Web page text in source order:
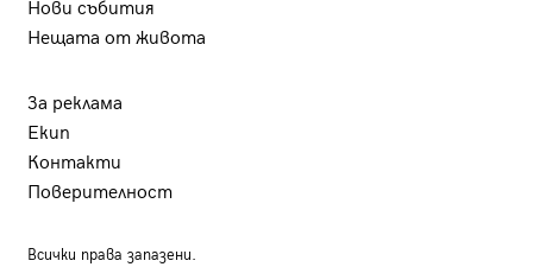
Нови събития
Нещата от живота
За реклама
Екип
Контакти
Поверителност
Всички права запазени.